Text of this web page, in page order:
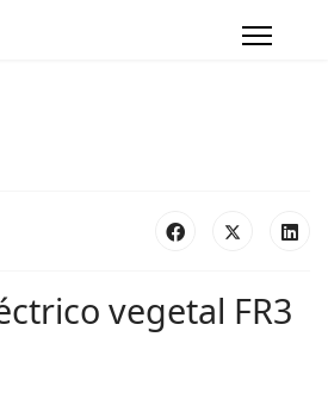
vegetal FR3